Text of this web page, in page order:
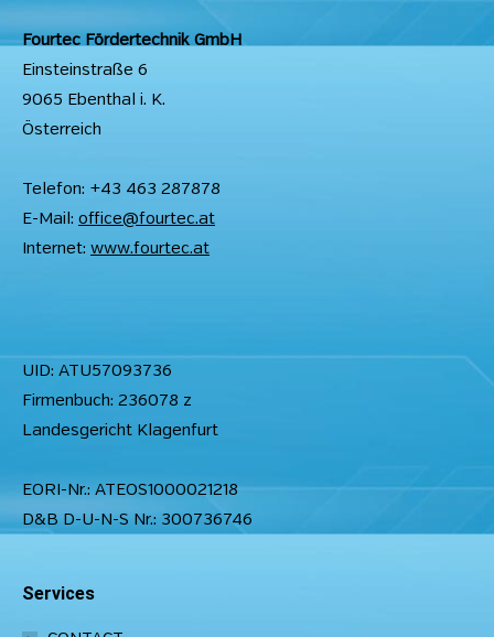
Fourtec Fördertechnik GmbH
Einsteinstraße 6
9065 Ebenthal i. K.
Österreich
Telefon: +43 463 287878
E-Mail: office@fourtec.at
Internet: www.fourtec.at
UID: ATU57093736
Firmenbuch: 236078 z
Landesgericht Klagenfurt
EORI-Nr.: ATEOS1000021218
D&B D-U-N-S Nr.: 300736746
Services